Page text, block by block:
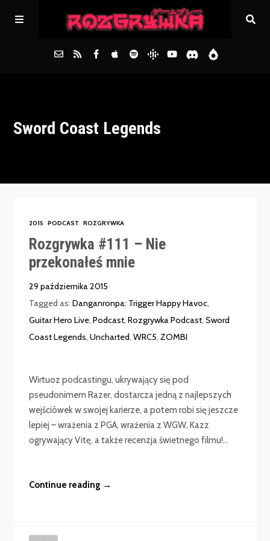
Archiwum
Sword Coast Legends
2015 PODCAST ROZGRYWKA
Rozgrywka #111 – Nie
przekonałeś mnie
29 października 2015
Tagged as:Danganronpa: Trigger Happy Havoc,
Guitar Hero Live,Podcast,Rozgrywka Podcast,Sword
Coast Legends,Uncharted,WRC5,ZOMBI
Wirtuoz podcastingu, ukrywający się pod
pseudonimem Razer, dostarcza jedną z najlepszych
wejściówek w swojej karierze, a potem robi się jeszcze
lepiej – wrażenia z PGA, wrażenia z WGW, Kazz
ogrywający Vitę, a także recenzja świetnego filmu!...
Continue reading →